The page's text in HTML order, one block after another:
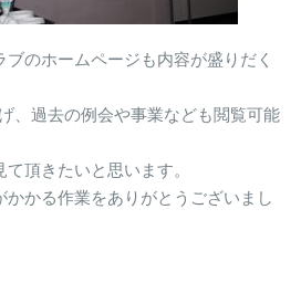
のホームページも内容が盛りだく
、過去の例会や事業なども閲覧可能
頂きたいと思います。
かかる作業をありがとうございまし